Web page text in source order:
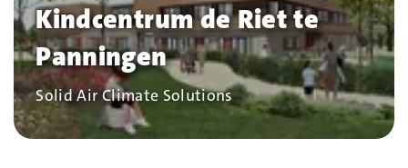
Kindcentrum de Riet te
Panningen
Bedrijf
Solid Air Climate Solutions